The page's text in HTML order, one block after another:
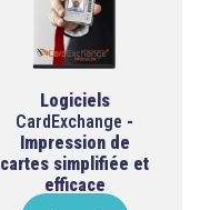
Logiciels
CardExchange -
Impression de
cartes simplifiée et
efficace